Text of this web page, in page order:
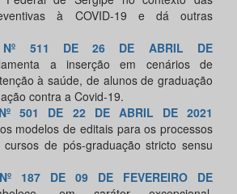
à COVID-19 e dá outras
Nº 511 DE 26 DE ABRIL DE
a inserção em cenários de
à saúde, de alunos de graduação
contra a Covid-19.
Nº 501 DE 22 DE ABRIL DE 2021
modelos de editais para os processos
cursos de pós-graduação stricto sensu
187 DE 09 DE FEVEREIRO DE